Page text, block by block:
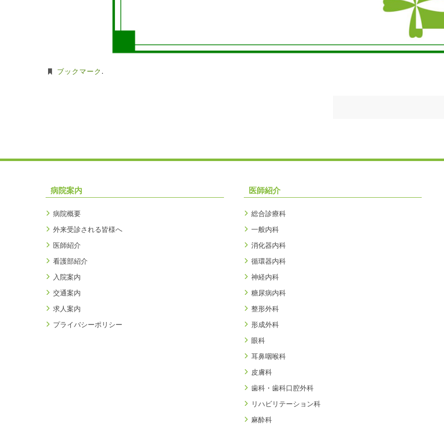
ブックマーク .
病院案内
病院概要
外来受診される皆様へ
医師紹介
看護部紹介
入院案内
交通案内
求人案内
プライバシーポリシー
医師紹介
総合診療科
一般内科
消化器内科
循環器内科
神経内科
糖尿病内科
整形外科
形成外科
眼科
耳鼻咽喉科
皮膚科
歯科・歯科口腔外科
リハビリテーション科
麻酔科